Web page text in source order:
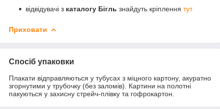
відвідувачі з каталогу Бігль знайдуть кріплення тут
Приховати
Спосіб упаковки
Плакати відправляються у тубусах з міцного картону, акуратно
згорнутими у трубочку (без заломів). Картини на полотні
пакуються у захисну стрейч-плівку та гофрокартон.